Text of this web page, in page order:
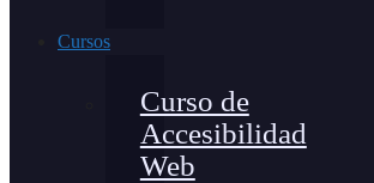
Cursos
Curso de
Accesibilidad
Web